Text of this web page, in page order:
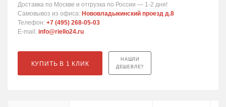
Доставка по Москве и отгрузка по России — 1-2 дня!
Самовывоз из офиса: Нововладыкинский проезд д.8
Телефон: +7 (495) 268-05-03
E-mail: info@riello24.ru
КУПИТЬ В 1 КЛИК
НАШЛИ
ДЕШЕВЛЕ?